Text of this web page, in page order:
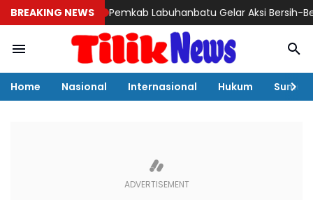
BREAKING NEWSPemkab Labuhanbatu Gelar Aksi Bersih-Bersih
Home Nasional Internasional Hukum Sumut